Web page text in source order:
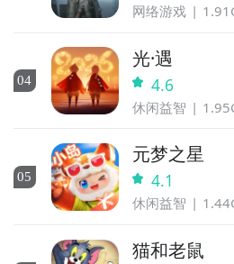
网络游戏
04
光·遇
4.6
休闲益智
05
元梦之星
4.1
休闲益智
猫和老鼠